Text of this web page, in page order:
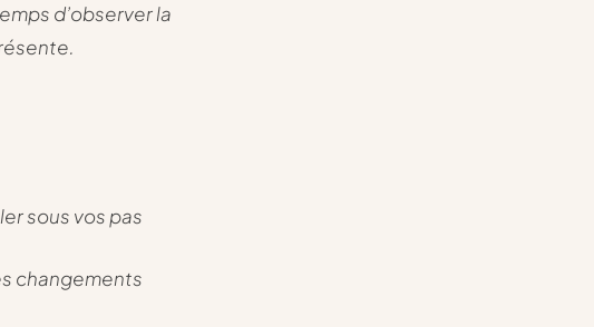
d’observer la
sous vos pas
changements